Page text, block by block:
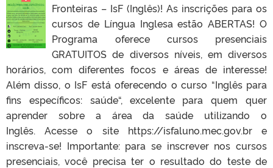
Fronteiras – IsF (Inglês)! As inscrições para os
cursos de Língua Inglesa estão ABERTAS! O
Programa oferece cursos presenciais
GRATUITOS de diversos níveis, em diversos
horários, com diferentes focos e áreas de interesse!
Além disso, o IsF está oferecendo o curso “Inglês para
fins específicos: saúde“, excelente para quem quer
aprender sobre a área da saúde utilizando o
Inglês. Acesse o site https://isfaluno.mec.gov.br e
inscreva-se! Importante: para se inscrever nos cursos
presenciais, você precisa ter o resultado do teste de